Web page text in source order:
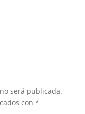
será publicada.
con *